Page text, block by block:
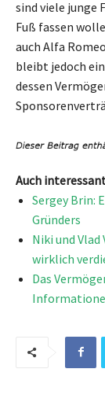
sind viele junge
Fuß fassen
auch Alfa
bleibt jedoch
dessen
Auch
Sergey Brin:
Gründers
Niki und Vlad
wirklich
Das